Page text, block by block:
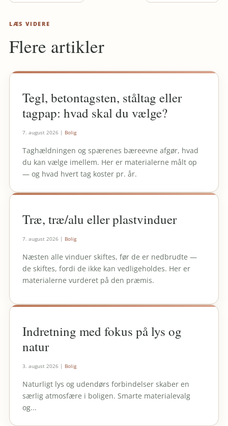
LÆS VIDERE
Flere artikler
Tegl, betontagsten, ståltag eller
tagpap: hvad skal du vælge?
7. august 2026 | Bolig
Taghældningen og spærenes bæreevne afgør, hvad
du kan vælge imellem. Her er materialerne målt op
— og hvad hvert tag koster pr. år.
Træ, træ/alu eller plastvinduer
7. august 2026 | Bolig
Næsten alle vinduer skiftes, før de er nedbrudte —
de skiftes, fordi de ikke kan vedligeholdes. Her er
materialerne vurderet på den præmis.
Indretning med fokus på lys og
natur
3. august 2026 | Bolig
Naturligt lys og udendørs forbindelser skaber en
særlig atmosfære i boligen. Smarte materialevalg
og...